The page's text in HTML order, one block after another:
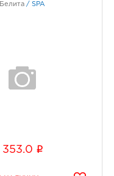
Белита / SPA
353.0 i